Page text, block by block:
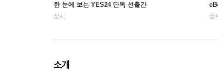
한 눈에 보는 YES24 단독 선출간
상시 상
소개